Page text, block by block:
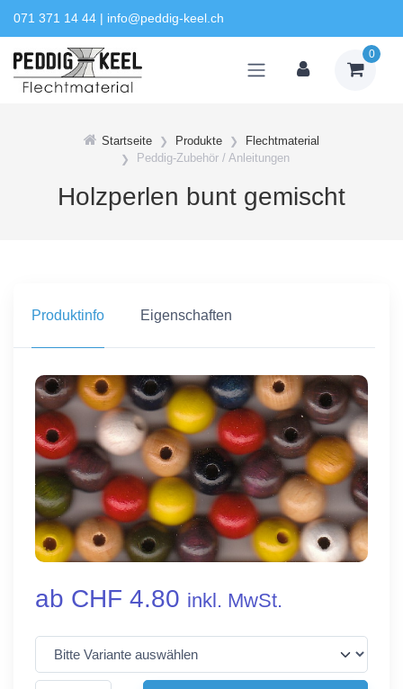
071 371 14 44 | info@peddig-keel.ch
0
Startseite Produkte
Flechtmaterial
Peddig-Zubehör / Anleitungen
Holzperlen bunt gemischt
Produktinfo Eigenschaften
ab CHF 4.80 inkl. MwSt.